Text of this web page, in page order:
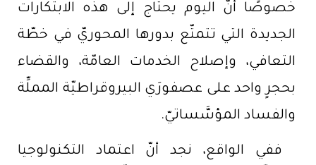
خصوصًا أنّ اليوم يحتاج إلى هذه الابتكارات
الجديدة التي تتمتّع بدورها المحوريّ في خطّة
التعافي، وإصلاح الخدمات العامّة، والقضاء
بحجرٍ واحد على عصفورَي البيروقراطيّة المملِّة
والفساد المؤسَّساتيّ.
ففي الواقع، نجد أنّ اعتماد التكنولوجيا